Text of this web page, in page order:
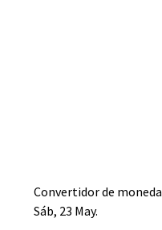
Convertidor de moneda
Sáb, 23 May.